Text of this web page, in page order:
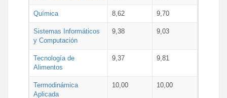
Química 8,62 9,70
Sistemas Informáticos
y Computación
9,38 9,03
Tecnología de
Alimentos
9,37 9,81
Termodinámica
Aplicada
10,00 10,00